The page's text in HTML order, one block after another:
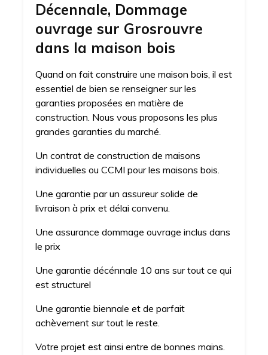
Décennale, Dommage
ouvrage sur Grosrouvre
dans la maison bois
Quand on fait construire une maison bois, il est
essentiel de bien se renseigner sur les
garanties proposées en matière de
construction. Nous vous proposons les plus
grandes garanties du marché.
Un contrat de construction de maisons
individuelles ou CCMI pour les maisons bois.
Une garantie par un assureur solide de
livraison à prix et délai convenu.
Une assurance dommage ouvrage inclus dans
le prix
Une garantie décénnale 10 ans sur tout ce qui
est structurel
Une garantie biennale et de parfait
achèvement sur tout le reste.
Votre projet est ainsi entre de bonnes mains.